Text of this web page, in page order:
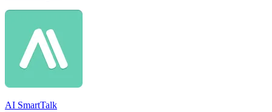
AI SmartTalk